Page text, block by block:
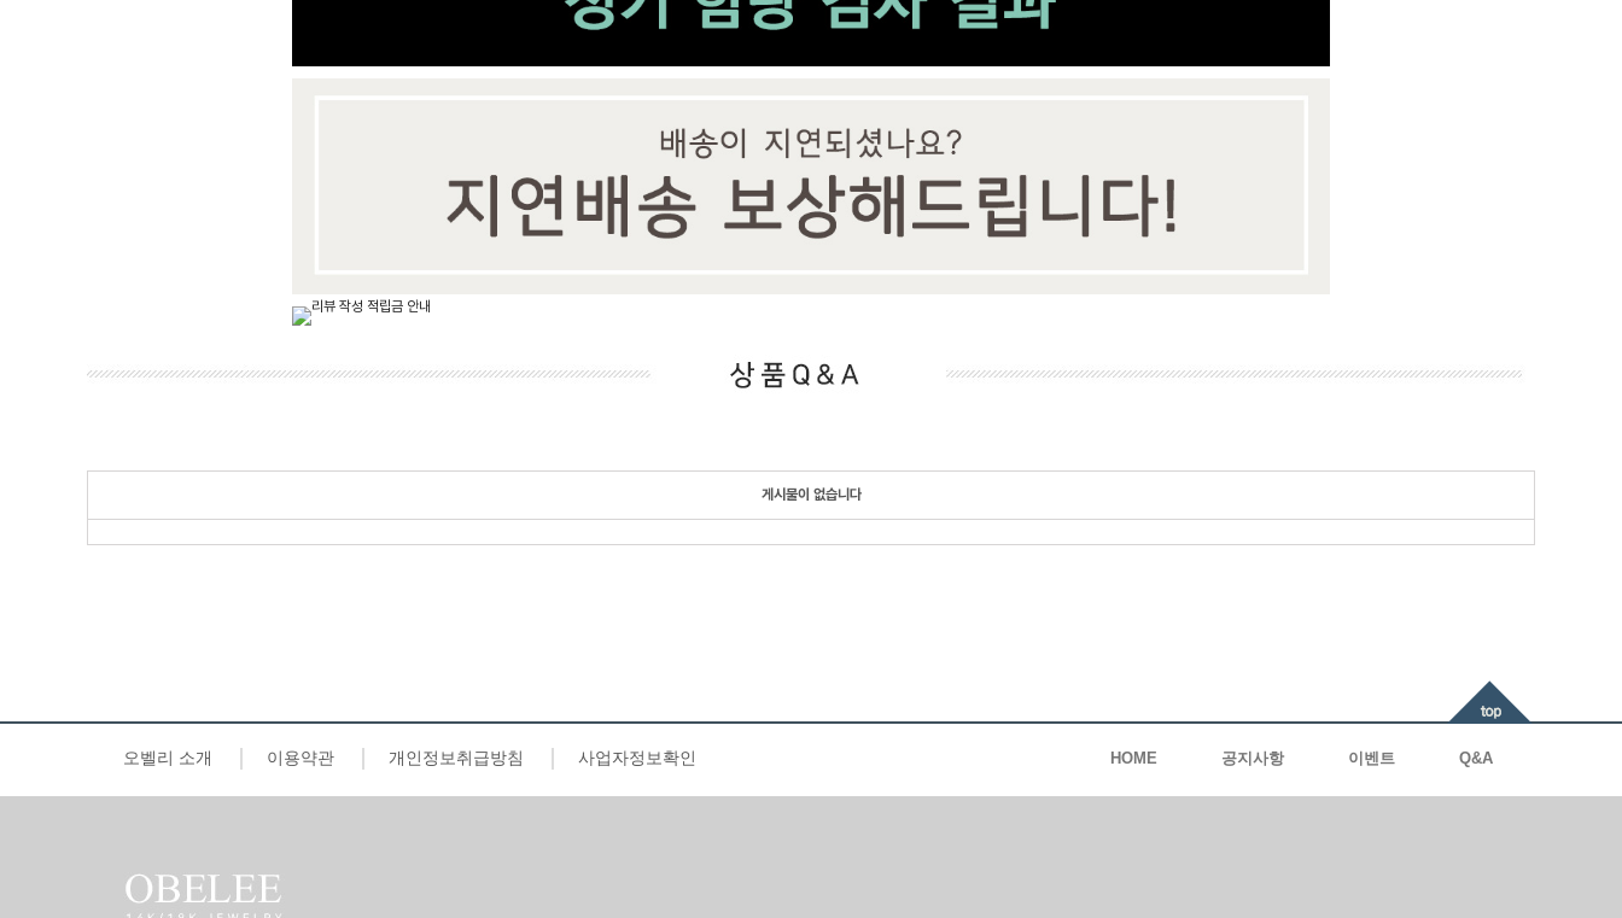
게시물이 없습니다
오벨리 소개 이용약관 개인정보취급방침 사업자정보확인 HOME 공지사항 이벤트 Q&A